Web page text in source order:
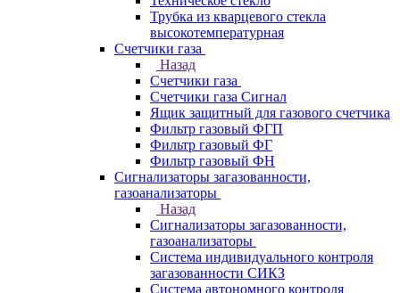
Трубка из кварцевого стекла
высокотемпературная
Счетчики газа
Назад
Счетчики газа
Счетчики газа Сигнал
Ящик защитный для газового счетчика
Фильтр газовый ФГП
Фильтр газовый ФГ
Фильтр газовый ФН
Сигнализаторы загазованности,
газоанализаторы
Назад
Сигнализаторы загазованности,
газоанализаторы
Система индивидуального контроля
загазованности СИКЗ
Система автономного контроля